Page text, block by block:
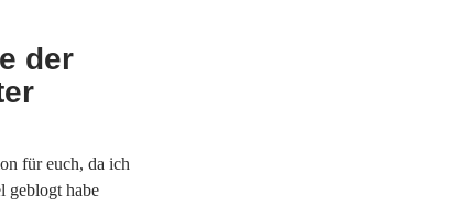
der
für euch, da ich
geblogt habe